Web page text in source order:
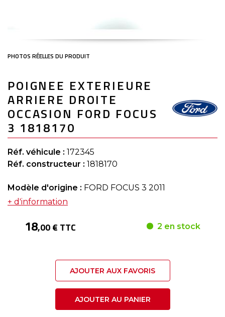
to
the
beginning
of
the
images
gallery
POIGNEE EXTERIEURE
ARRIERE DROITE
OCCASION FORD FOCUS
3 1818170
Réf. véhicule : 172345
Réf. constructeur : 1818170
Modèle d'origine : FORD FOCUS 3 2011
+ d'information
18,00 € TTC 2 en stock
AJOUTER AUX FAVORIS
AJOUTER AU PANIER